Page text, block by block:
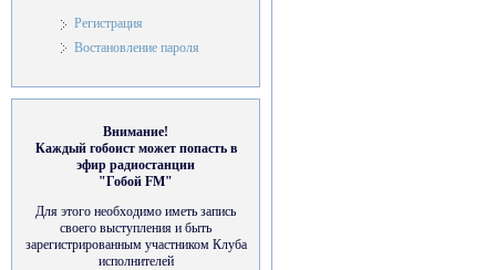
Регистрация
Востановление пароля
Внимание!
Каждый гобоист может попасть в
эфир радиостанции
"Гобой FM"
Для этого необходимо иметь запись
своего выступления и быть
зарегистрированным участником Клуба
исполнителей